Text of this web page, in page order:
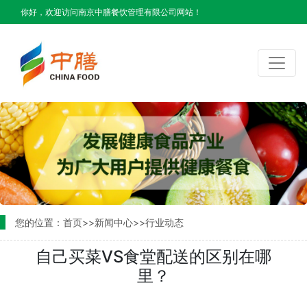
你好，欢迎访问南京中膳餐饮管理有限公司网站！
您的位置： 首页>>新闻中心>>行业动态
自己买菜VS食堂配送的区别在哪
里？